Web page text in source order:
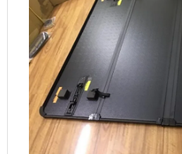
Địa Chỉ Lắp Nắp Thùng 3
Chevrolet Colorado